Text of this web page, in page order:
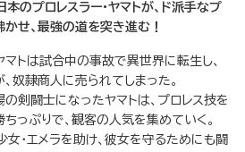
のプロレスラー・ヤマトが、ド派手なプ
せ、最強の道を突き進む！
マトは試合中の事故で異世界に転生し、
奴隷商人に売られてしまった。
剣闘士になったヤマトは、プロレス技を
っぷりで、観客の人気を集めていく。
・エメラを助け、彼女を守るためにも闘